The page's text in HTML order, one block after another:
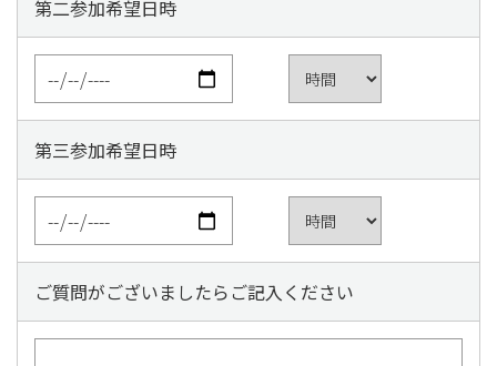
第二参加希望日時
第三参加希望日時
ご質問がございましたらご記入ください